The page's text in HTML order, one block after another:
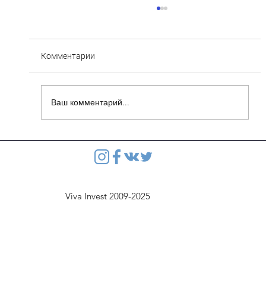
Степянка: Ведутся монолитные работы
перекрытия второго этажа паркинга
Комментарии
Ваш комментарий...
Viva Invest 2009-2025